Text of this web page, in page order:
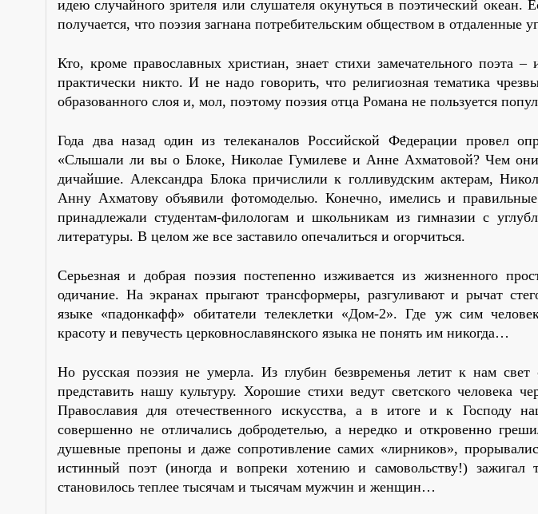
идею случайного зрителя или слушателя окунуться в поэтический океан.
получается, что поэзия загнана потребительским обществом в отдаленные
Кто, кроме православных христиан, знает стихи замечательного поэта
практически никто. И не надо говорить, что религиозная тематика
образованного слоя и, мол, поэтому поэзия отца Романа не пользуется
Года два назад один из телеканалов Российской Федерации провел
«Слышали ли вы о Блоке, Николае Гумилеве и Анне Ахматовой? Чем они
дичайшие. Александра Блока причислили к голливудским актерам,
Анну Ахматову объявили фотомоделью. Конечно, имелись и
принадлежали студентам-филологам и школьникам из гимназии с
литературы. В целом же все заставило опечалиться и огорчиться.
Серьезная и добрая поэзия постепенно изживается из жизненного
одичание. На экранах прыгают трансформеры, разгуливают и рычат
языке «падонкафф» обитатели телеклетки «Дом-2». Где уж сим
красоту и певучесть церковнославянского языка не понять им никогда…
Но русская поэзия не умерла. Из глубин безвременья летит к нам
представить нашу культуру. Хорошие стихи ведут светского человека
Православия для отечественного искусства, а в итоге и к Господу
совершенно не отличались добродетелью, а нередко и откровенно
душевные препоны и даже сопротивление самих «лирников»,
истинный поэт (иногда и вопреки хотению и самовольству!) зажигал
становилось теплее тысячам и тысячам мужчин и женщин…